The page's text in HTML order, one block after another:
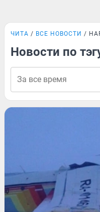
ЧИТА ВСЕ НОВОСТИ
Новости по